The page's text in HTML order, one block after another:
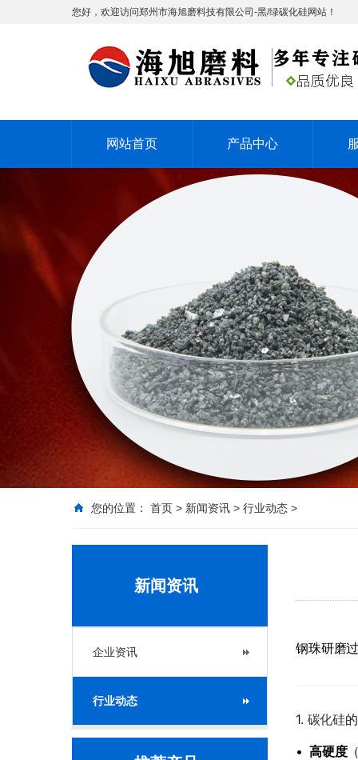
您好，欢迎访问郑州市海旭磨料技有限公司-黑/绿碳化硅网站！
网站首页 产品中心
您的位置： 首页 > 新闻资讯 > 行业动态 >
新闻资讯
企业资讯
行业动态
钢珠研磨
​1. 碳化硅
• ​高硬度​